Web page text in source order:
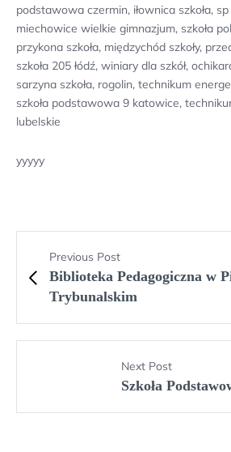
podstawowa czermin, iłownica szkoła, sp
miechowice wielkie gimnazjum, szkoła
przykona szkoła, międzychód szkoły,
szkoła 205 łódź, winiary dla szkół,
sarzyna szkoła, rogolin, technikum
szkoła podstawowa 9 katowice,
lubelskie
yyyyy
Previous Post
Biblioteka Pedagogiczna w
Trybunalskim
Next Post
Szkoła